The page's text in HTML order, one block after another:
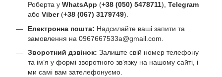
Роберта у WhatsApp (+38 (050) 5478711), Telegram
або Viber(+38 (067) 3179749).
Електронна пошта: Надсилайте ваші запити та
замовлення на 0967667533a@gmail.com
Зворотний дзвінок: Залиште свій номер телефону
та ім’я у формі зворотного зв’язку на нашому сайті, і
ми самі вам зателефонуємо.